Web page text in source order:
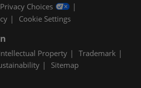
Choices
Cookie Settings
Property
Trademark
Sitemap